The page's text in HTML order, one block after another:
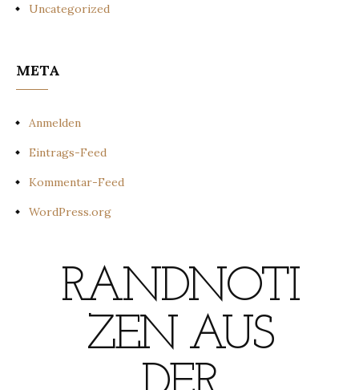
Uncategorized
META
Anmelden
Eintrags-Feed
Kommentar-Feed
WordPress.org
RANDNOTI
ZEN AUS